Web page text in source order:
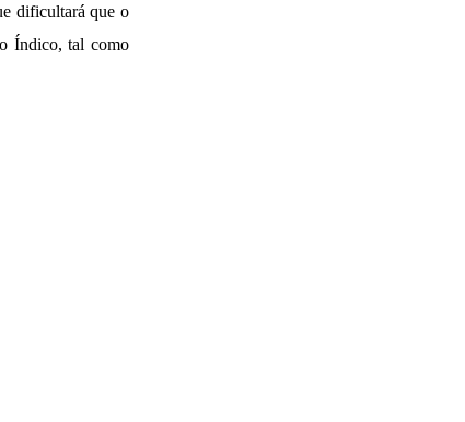
dificultará que o
Índico, tal como